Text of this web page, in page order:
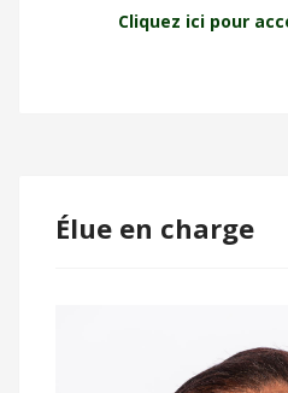
Cliquez ici pour
Élue en charge